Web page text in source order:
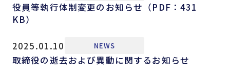
役員等執行体制変更のお知らせ（PDF：431
KB）
2025.01.10 NEWS
取締役の逝去および異動に関するお知らせ